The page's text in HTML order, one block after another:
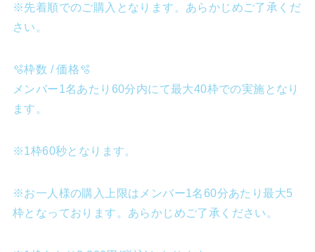
※先着順でのご購入となります。あらかじめご了承くだ
さい。
🫧枠数 / 価格🫧
メンバー1名あたり60分内にて最大40枠での実施となり
ます。
※1枠60秒となります。
※お一人様の購入上限はメンバー1名60分あたり最大5
枠となっております。あらかじめご了承ください。